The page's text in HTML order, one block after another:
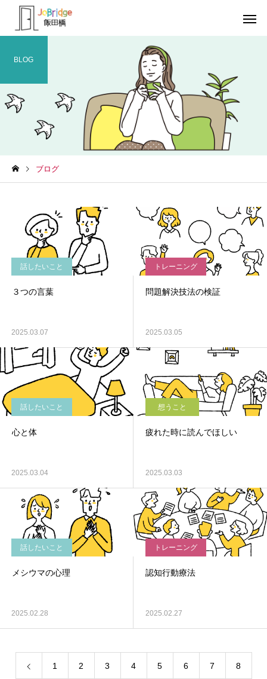
サービス案内 トレーニン
利用者の声 就労先・
トレーニング
働き続けるための土台
トレーニング
全力禁止のススメ
BLOG
ブログ
話したいこと
３つの言葉
2025.03.07
トレーニング
問題解決技法の検証
2025.03.05
話したいこと
心と体
2025.03.04
想うこと
疲れた時に読んでほしい
2025.03.03
話したいこと
メシウマの心理
2025.02.28
トレーニング
認知行動療法
2025.02.27
1 2 3 4 5 6 7 8